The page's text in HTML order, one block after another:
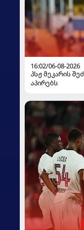
16:02/06-08-2026
პსჟ მეკარის
აპირებს